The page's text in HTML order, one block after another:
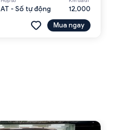
AT - Số tự động
12,000
Mua ngay